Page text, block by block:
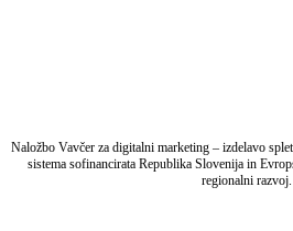
Naložbo Vavčer za digitalni marketing – izdelavo
sistema sofinancirata Republika Slovenija in
regionalni razvoj.